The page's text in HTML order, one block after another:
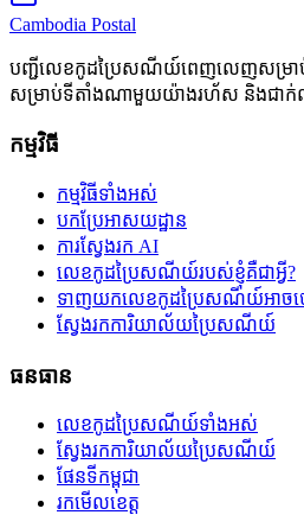
Cambodia Postal
បញ្ជីលេខកូដប្រៃសណីយ៍ពេញលេញសម្រាប់
សម្រាប់ទីតាំងណាមួយយ៉ាងរហ័ស និងជាក់
កម្មវិធី
កម្មវិធីទាំងអស់
បកប្រែអាសយដ្ឋាន
ការស្វែងរក AI
លេខកូដប្រៃសណីយ៍របស់ខ្ញុំគឺជាអ្វី?
ទាញយកលេខកូដប្រៃសណីយ៍អាចប
ស្វែងរកការិយាល័យប្រៃសណីយ៍
ធនធាន
លេខកូដប្រៃសណីយ៍ទាំងអស់
ស្វែងរកការិយាល័យប្រៃសណីយ៍
ផែនទីកម្ពុជា
រកមើលខេត្ត